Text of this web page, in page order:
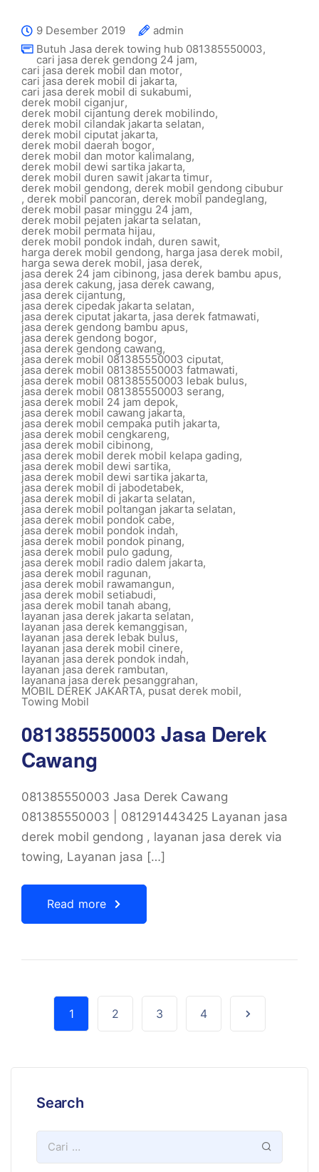
9 Desember 2019
admin
Butuh Jasa derek towing hub 081385550003,
cari jasa derek gendong 24 jam,
cari jasa derek mobil dan motor,
cari jasa derek mobil di jakarta,
cari jasa derek mobil di sukabumi,
derek mobil ciganjur,
derek mobil cijantung derek mobilindo,
derek mobil cilandak jakarta selatan,
derek mobil ciputat jakarta,
derek mobil daerah bogor,
derek mobil dan motor kalimalang,
derek mobil dewi sartika jakarta,
derek mobil duren sawit jakarta timur,
derek mobil gendong, derek mobil gendong cibubur
, derek mobil pancoran, derek mobil pandeglang,
derek mobil pasar minggu 24 jam,
derek mobil pejaten jakarta selatan,
derek mobil permata hijau,
derek mobil pondok indah, duren sawit,
harga derek mobil gendong, harga jasa derek mobil,
harga sewa derek mobil, jasa derek,
jasa derek 24 jam cibinong, jasa derek bambu apus,
jasa derek cakung, jasa derek cawang,
jasa derek cijantung,
jasa derek cipedak jakarta selatan,
jasa derek ciputat jakarta, jasa derek fatmawati,
jasa derek gendong bambu apus,
jasa derek gendong bogor,
jasa derek gendong cawang,
jasa derek mobil 081385550003 ciputat,
jasa derek mobil 081385550003 fatmawati,
jasa derek mobil 081385550003 lebak bulus,
jasa derek mobil 081385550003 serang,
jasa derek mobil 24 jam depok,
jasa derek mobil cawang jakarta,
jasa derek mobil cempaka putih jakarta,
jasa derek mobil cengkareng,
jasa derek mobil cibinong,
jasa derek mobil derek mobil kelapa gading,
jasa derek mobil dewi sartika,
jasa derek mobil dewi sartika jakarta,
jasa derek mobil di jabodetabek,
jasa derek mobil di jakarta selatan,
jasa derek mobil poltangan jakarta selatan,
jasa derek mobil pondok cabe,
jasa derek mobil pondok indah,
jasa derek mobil pondok pinang,
jasa derek mobil pulo gadung,
jasa derek mobil radio dalem jakarta,
jasa derek mobil ragunan,
jasa derek mobil rawamangun,
jasa derek mobil setiabudi,
jasa derek mobil tanah abang,
layanan jasa derek jakarta selatan,
layanan jasa derek kemanggisan,
layanan jasa derek lebak bulus,
layanan jasa derek mobil cinere,
layanan jasa derek pondok indah,
layanan jasa derek rambutan,
layanana jasa derek pesanggrahan,
MOBIL DEREK JAKARTA, pusat derek mobil,
Towing Mobil
081385550003 Jasa Derek
Cawang
081385550003 Jasa Derek Cawang
081385550003 | 081291443425 Layanan jasa
derek mobil gendong , layanan jasa derek via
towing, Layanan jasa […]
Read more
1 2 3 4
Search